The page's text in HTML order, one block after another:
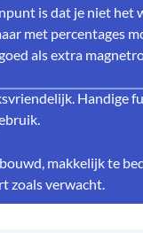
is dat je niet het
met percentages
als extra
Handige
makkelijk te
zoals verwacht.